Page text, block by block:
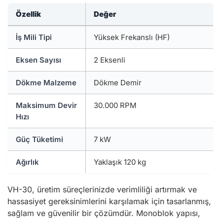
Özellik Değer
İş Mili Tipi Yüksek Frekanslı (HF)
Eksen Sayısı 2 Eksenli
Dökme Malzeme Dökme Demir
Maksimum Devir
Hızı
30.000 RPM
Güç Tüketimi 7 kW
Ağırlık Yaklaşık 120 kg
VH-30, üretim süreçlerinizde verimliliği artırmak ve
hassasiyet gereksinimlerini karşılamak için tasarlanmış,
sağlam ve güvenilir bir çözümdür. Monoblok yapısı,